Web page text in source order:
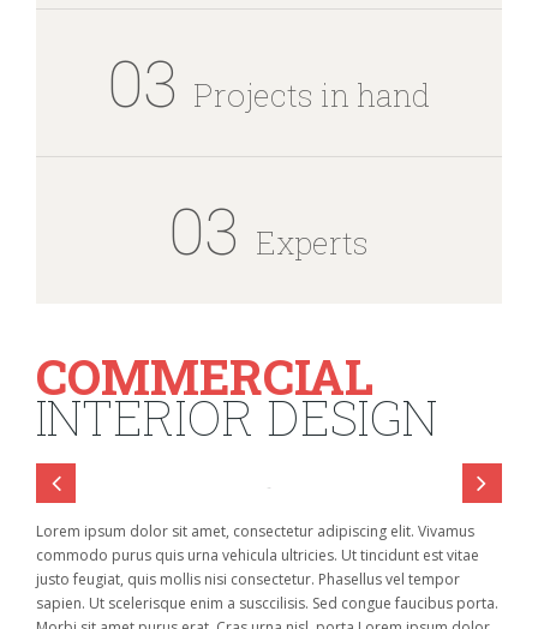
03 Projects in hand
03 Experts
COMMERCIAL
INTERIOR DESIGN
Lorem ipsum dolor sit amet, consectetur adipiscing elit. Vivamus
commodo purus quis urna vehicula ultricies. Ut tincidunt est vitae
justo feugiat, quis mollis nisi consectetur. Phasellus vel tempor
sapien. Ut scelerisque enim a susccilisis. Sed congue faucibus porta.